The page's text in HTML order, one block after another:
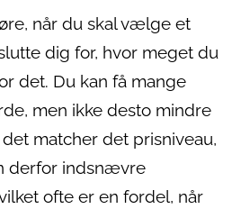
når du skal vælge et
dig for, hvor meget du
det. Du kan få mange
men ikke desto mindre
matcher det prisniveau,
derfor indsnævre
ofte er en fordel, når